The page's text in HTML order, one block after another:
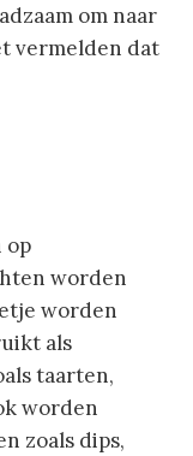
om naar
vermelden dat
op
worden
worden
als
taarten,
worden
zoals dips,